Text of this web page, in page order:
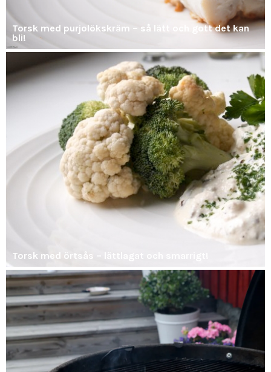
Torsk med purjolökskräm – så lätt och gott det kan
bli!
Torsk med örtsås – lättlagat och smarrigt!